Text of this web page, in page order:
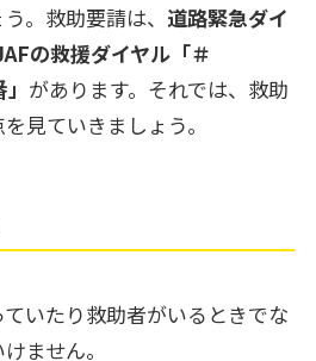
。救助要請は、 道路緊急ダイ
の救援ダイヤル「＃
があります。それでは、救助
見ていきましょう。
いたり救助者がいるときでな
ません。